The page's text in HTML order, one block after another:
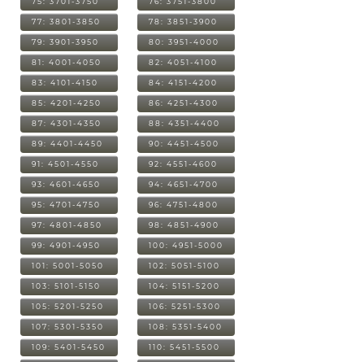
77: 3801-3850 78: 3851-3900
79: 3901-3950 80: 3951-4000
81: 4001-4050 82: 4051-4100
83: 4101-4150 84: 4151-4200
85: 4201-4250 86: 4251-4300
87: 4301-4350 88: 4351-4400
89: 4401-4450 90: 4451-4500
91: 4501-4550 92: 4551-4600
93: 4601-4650 94: 4651-4700
95: 4701-4750 96: 4751-4800
97: 4801-4850 98: 4851-4900
99: 4901-4950 100: 4951-5000
101: 5001-5050 102: 5051-5100
103: 5101-5150 104: 5151-5200
105: 5201-5250 106: 5251-5300
107: 5301-5350 108: 5351-5400
109: 5401-5450 110: 5451-5500